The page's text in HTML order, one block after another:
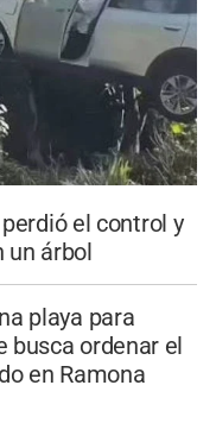
el control y
un árbol
playa para
busca ordenar el
en Ramona